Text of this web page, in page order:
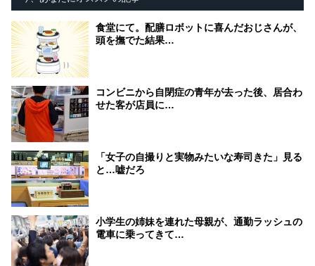
食堂にて。配膳ロボットに喜んだおじさんが、
頭を撫でた結果…
コンビニから自閉症の青年が去った後、居合わ
せた客が店員に…
「女子の自撮りと実物みたいな寿司きた」見る
と…嘘だろ
小学生の姉妹を連れた母親が、通勤ラッシュの
電車に乗ってきて…